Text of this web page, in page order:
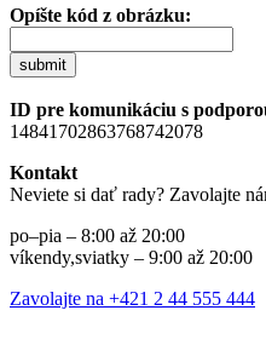
Opíšte kód z obrázku:
submit
ID pre komunikáciu s
14841702863768742078
Kontakt
Neviete si dať rady? Zavolajte
po–pia – 8:00 až 20:00
víkendy,sviatky – 9:00 až 20:00
Zavolajte na +421 2 44 555 444